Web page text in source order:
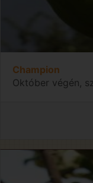
Champion
Október végén,